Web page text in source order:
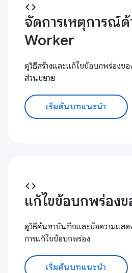
code
จัดการเหตุการณ์
Worker
ดูวิธีสร้างและแก้ไขข้อบกพร่องข
ส่วนขยาย
เริ่มต้นบทแนะนำ
code
แก้ไขข้อบกพร่องข
ดูวิธีค้นหาบันทึกและข้อความแสด
การแก้ไขข้อบกพร่อง
เริ่มต้นบทแนะนำ